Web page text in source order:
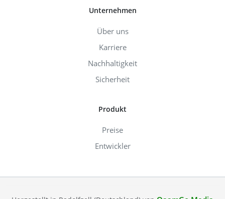
Unternehmen
Über uns
Karriere
Nachhaltigkeit
Sicherheit
Produkt
Preise
Entwickler